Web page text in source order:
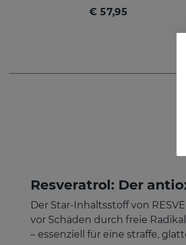
€ 57,95
Resveratrol: Der
Der Star-Inhaltsstoff von
vor Schäden durch freie
– essenziell für eine straffe,